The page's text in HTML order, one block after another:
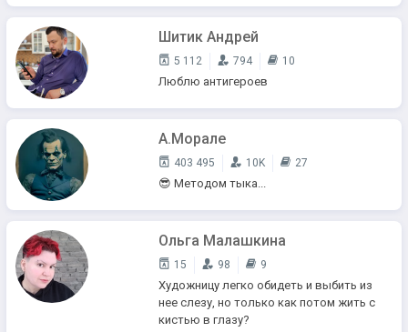
Шитик Андрей
5 112 794 10
Люблю антигероев
А.Морале
403 495 10K 27
😎 Методом тыка...
Ольга Малашкина
15 98 9
Художницу легко обидеть и выбить из
нее слезу, но только как потом жить с
кистью в глазу?